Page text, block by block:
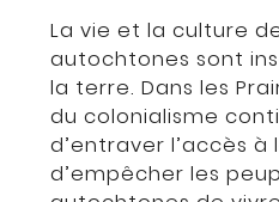
La vie et la culture
autochtones sont
la terre. Dans les
du colonialisme
d’entraver l’accès
d’empêcher les